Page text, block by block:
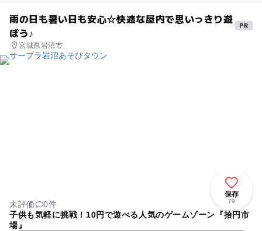
雨の日も暑い日も安心☆快適な屋内で思いっきり遊
ぼう♪
宮城県岩沼市
保存
79
未評価
0件
子供も気軽に挑戦！10円で遊べる人気のゲームゾーン『拾円市
場』